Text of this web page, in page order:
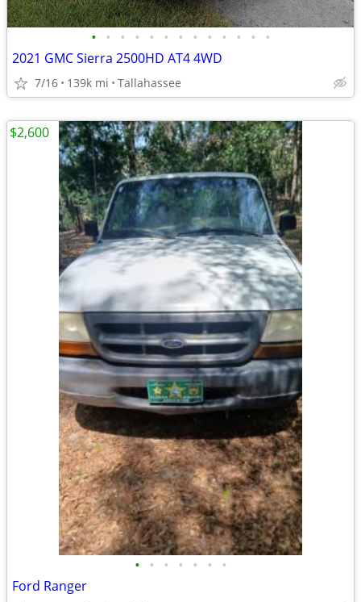
• • • • • • • • • • • • •
2021 GMC Sierra 2500HD AT4 4WD
7/16 139k mi Tallahassee
• • • • • • •
Ford Ranger
$2,600